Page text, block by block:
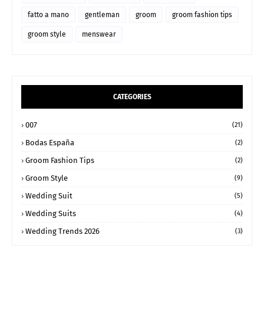
fatto a mano gentleman groom groom fashion tips
groom style menswear
CATEGORIES
007 (21)
Bodas España (2)
Groom Fashion Tips (2)
Groom Style (9)
Wedding Suit (5)
Wedding Suits (4)
Wedding Trends 2026 (3)